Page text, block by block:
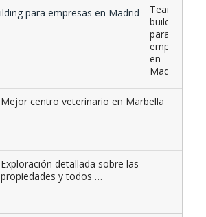
Team
building
para
empresas
en
Madrid
Mejor centro veterinario en Marbella
Exploración detallada sobre las
propiedades y todos …